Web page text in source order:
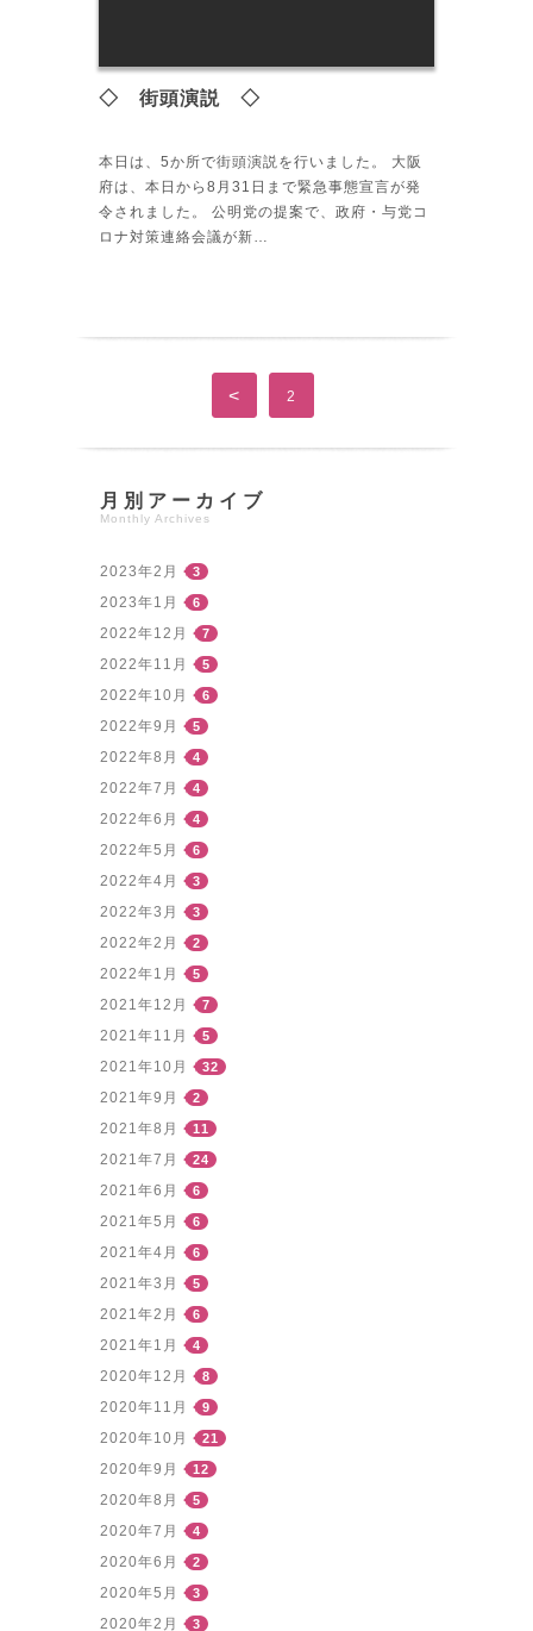
◇ 街頭演説 ◇
本日は、5か所で街頭演説を行いました。 大阪
府は、本日から8月31日まで緊急事態宣言が発
令されました。 公明党の提案で、政府・与党コ
ロナ対策連絡会議が新…
< 2
月別アーカイブ
Monthly Archives
2023年2月 3
2023年1月 6
2022年12月 7
2022年11月 5
2022年10月 6
2022年9月 5
2022年8月 4
2022年7月 4
2022年6月 4
2022年5月 6
2022年4月 3
2022年3月 3
2022年2月 2
2022年1月 5
2021年12月 7
2021年11月 5
2021年10月 32
2021年9月 2
2021年8月 11
2021年7月 24
2021年6月 6
2021年5月 6
2021年4月 6
2021年3月 5
2021年2月 6
2021年1月 4
2020年12月 8
2020年11月 9
2020年10月 21
2020年9月 12
2020年8月 5
2020年7月 4
2020年6月 2
2020年5月 3
2020年2月 3